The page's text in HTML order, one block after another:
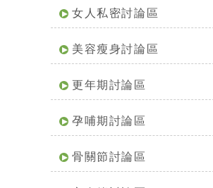
女人私密討論區
美容瘦身討論區
更年期討論區
孕哺期討論區
骨關節討論區